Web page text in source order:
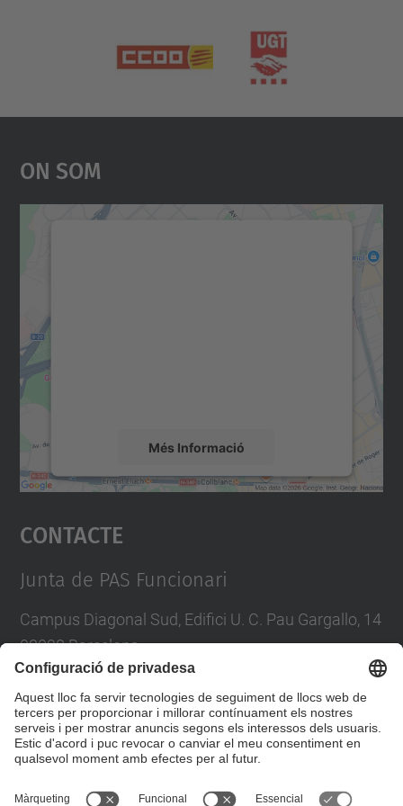
On Som
Més Informació
Accepta
powered by
Contacte
Junta de PAS Funcionari
Campus Diagonal Sud, Edifici U. C. Pau Gargallo, 14
08028 Barcelona
E-mail :junta.pasf@upc.edu
Formulari de contacte